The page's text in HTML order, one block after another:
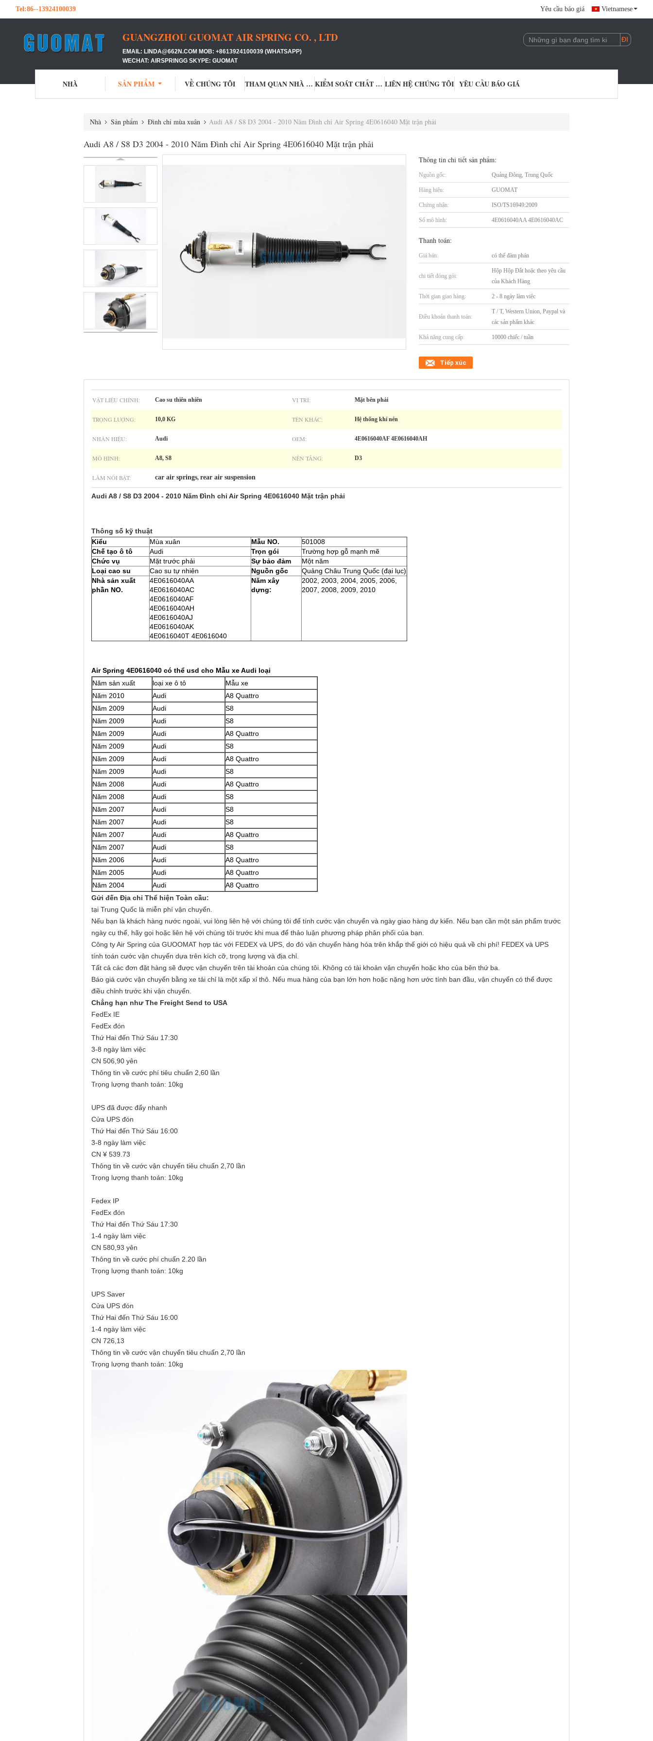
Tel:86--13924100039 Yêu cầu báo giá Vietnamese
GUANGZHOU GUOMAT AIR SPRING CO. , LTD
EMAIL: LINDA@662N.COM MOB: +8613924100039 (WHATSAPP)
WECHAT: AIRSPRINGG SKYPE: GUOMAT
NHÀ SẢN PHẨM VỀ CHÚNG TÔI THAM QUAN NHÀ MÁY KIỂM SOÁT CHẤT LƯỢNG LIÊN HỆ CHÚNG TÔI YÊU CẦU BÁO GIÁ
Nhà Sản phẩm Đình chỉ mùa xuân Audi A8 / S8 D3 2004 - 2010 Năm Đình chỉ Air Spring 4E0616040 Mặt trận phải
Audi A8 / S8 D3 2004 - 2010 Năm Đình chỉ Air Spring 4E0616040 Mặt trận phải
Thông tin chi tiết sản phẩm:
Nguồn gốc: Quảng Đông, Trung Quốc
Hàng hiệu: GUOMAT
Chứng nhận: ISO/TS16949:2009
Số mô hình: 4E0616040AA 4E0616040AC
Thanh toán:
Giá bán: có thể đàm phán
chi tiết đóng gói:
Hộp Hộp Đắt hoặc theo yêu cầu
của Khách Hàng
Thời gian giao hàng: 2 - 8 ngày làm việc
Điều khoản thanh toán:
T / T, Western Union, Paypal và
các sản phẩm khác
Khả năng cung cấp: 10000 chiếc / tuần
Tiếp xúc
VẬT LIỆU CHÍNH: Cao su thiên nhiên VỊ TRÍ: Mặt bên phải
TRỌNG LƯỢNG: 10,0 KG TÊN KHÁC: Hệ thống khí nén
NHÃN HIỆU: Audi OEM: 4E0616040AF 4E0616040AH
MÔ HÌNH: A8, S8 NỀN TẢNG: D3
LÀM NỔI BẬT: car air springs, rear air suspension
Audi A8 / S8 D3 2004 - 2010 Năm Đình chỉ Air Spring 4E0616040 Mặt trận phải
Thông số kỹ thuật
Kiểu
Mùa xuân Mẫu NO.
501008
Chế tạo ô tô
Audi Trọn gói
Trường hợp gỗ mạnh mẽ
Chức vụ
Mặt trước phải Sự bảo đảm
Một năm
Loại cao su
Cao su tự nhiên Nguồn gốc
Quảng Châu Trung Quốc (đại lục)
Nhà sản xuất
phần NO.
4E0616040AA
4E0616040AC
4E0616040AF
4E0616040AH
4E0616040AJ
4E0616040AK
4E0616040T 4E0616040
Năm xây
dựng:
2002, 2003, 2004, 2005, 2006,
2007, 2008, 2009, 2010
Air Spring 4E0616040 có thể usd cho Mẫu xe Audi loại
Năm sản xuất
loại xe ô tô
Mẫu xe
Năm 2010
Audi
A8 Quattro
Năm 2009
Audi
S8
Năm 2009
Audi
S8
Năm 2009
Audi
A8 Quattro
Năm 2009
Audi
S8
Năm 2009
Audi
A8 Quattro
Năm 2009
Audi
S8
Năm 2008
Audi
A8 Quattro
Năm 2008
Audi
S8
Năm 2007
Audi
S8
Năm 2007
Audi
S8
Năm 2007
Audi
A8 Quattro
Năm 2007
Audi
S8
Năm 2006
Audi
A8 Quattro
Năm 2005
Audi
A8 Quattro
Năm 2004
Audi
A8 Quattro
Gửi đến Địa chỉ Thể hiện Toàn cầu:
tại Trung Quốc là miễn phí vận chuyển.
Nếu bạn là khách hàng nước ngoài, vui lòng liên hệ với chúng tôi để tính cước vận chuyển và ngày giao hàng dự kiến.
Nếu bạn cần một sản phẩm trước
ngày cụ thể, hãy gọi hoặc liên hệ với chúng tôi trước khi mua để thảo luận phương pháp phân phối của bạn.
Công ty Air Spring của GUOOMAT hợp tác với FEDEX và UPS, do đó vận chuyển hàng hóa trên khắp thế giới có hiệu quả về chi phí! FEDEX và UPS
tính toán cước vận chuyển dựa trên kích cỡ, trọng lượng và địa chỉ.
Tất cả các đơn đặt hàng sẽ được vận chuyển trên tài khoản của chúng tôi. Không có tài khoản vận chuyển hoặc kho của bên thứ ba.
Báo giá cước vận chuyển bằng xe tải chỉ là một xấp xỉ thô. Nếu mua hàng của bạn lớn hơn hoặc nặng hơn ước tính ban đầu, vận chuyển có thể được
điều chỉnh trước khi vận chuyển.
Chẳng hạn như The Freight Send to USA
FedEx IE
FedEx đón
Thứ Hai đến Thứ Sáu 17:30
3-8 ngày làm việc
CN 506,90 yên
Thông tin về cước phí tiêu chuẩn 2,60 lần
Trọng lượng thanh toán: 10kg
UPS đã được đẩy nhanh
Cửa UPS đón
Thứ Hai đến Thứ Sáu 16:00
3-8 ngày làm việc
CN ¥ 539.73
Thông tin về cước vận chuyển tiêu chuẩn 2,70 lần
Trọng lượng thanh toán: 10kg
Fedex IP
FedEx đón
Thứ Hai đến Thứ Sáu 17:30
1-4 ngày làm việc
CN 580,93 yên
Thông tin về cước phí chuẩn 2.20 lần
Trọng lượng thanh toán: 10kg
UPS Saver
Cửa UPS đón
Thứ Hai đến Thứ Sáu 16:00
1-4 ngày làm việc
CN 726,13
Thông tin về cước vận chuyển tiêu chuẩn 2,70 lần
Trọng lượng thanh toán: 10kg